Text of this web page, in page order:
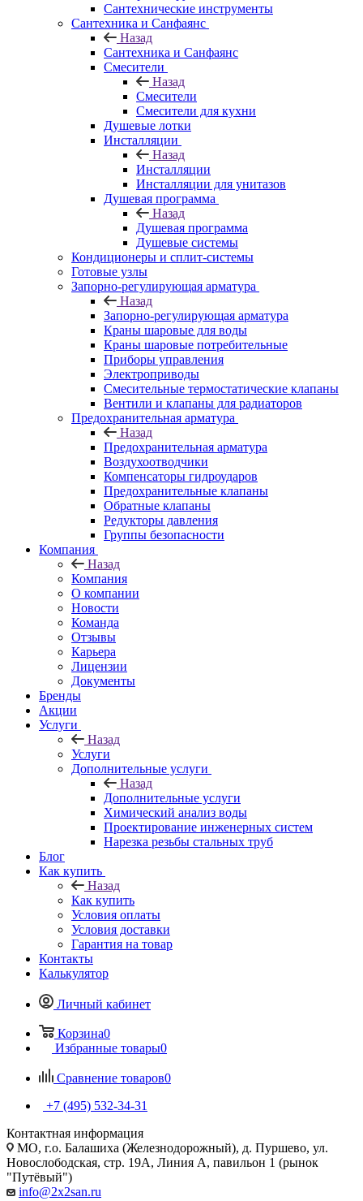
Сантехнические инструменты
Сантехника и Санфаянс
Назад
Сантехника и Санфаянс
Смесители
Назад
Смесители
Смесители для кухни
Душевые лотки
Инсталляции
Назад
Инсталляции
Инсталляции для унитазов
Душевая программа
Назад
Душевая программа
Душевые системы
Кондиционеры и сплит-системы
Готовые узлы
Запорно-регулирующая арматура
Назад
Запорно-регулирующая арматура
Краны шаровые для воды
Краны шаровые потребительные
Приборы управления
Электроприводы
Смесительные термостатические клапаны
Вентили и клапаны для радиаторов
Предохранительная арматура
Назад
Предохранительная арматура
Воздухоотводчики
Компенсаторы гидроударов
Предохранительные клапаны
Обратные клапаны
Редукторы давления
Группы безопасности
Компания
Назад
Компания
О компании
Новости
Команда
Отзывы
Карьера
Лицензии
Документы
Бренды
Акции
Услуги
Назад
Услуги
Дополнительные услуги
Назад
Дополнительные услуги
Химический анализ воды
Проектирование инженерных систем
Нарезка резьбы стальных труб
Блог
Как купить
Назад
Как купить
Условия оплаты
Условия доставки
Гарантия на товар
Контакты
Калькулятор
Личный кабинет
Корзина0
Избранные товары0
Сравнение товаров0
+7 (495) 532‑34‑31
Контактная информация
МО, г.о. Балашиха (Железнодорожный), д. Пуршево, ул.
Новослободская, стр. 19А, Линия А, павильон 1 (рынок
"Путёвый")
info@2x2san.ru